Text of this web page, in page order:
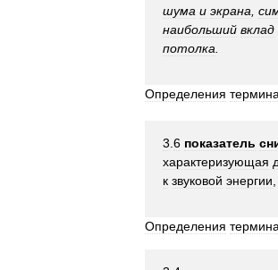
шума и экрана
наибольший вклад
потолка
Определения термина
3 6 показатель
характеризующая
к звуковой энергии
Определения термина